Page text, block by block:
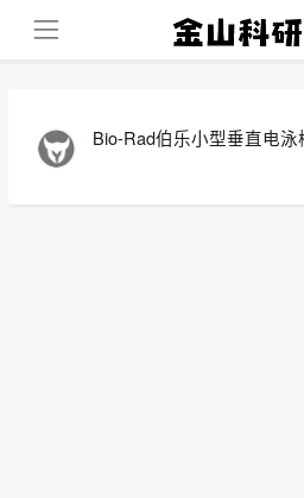
Bio-Rad伯乐小型垂直电泳